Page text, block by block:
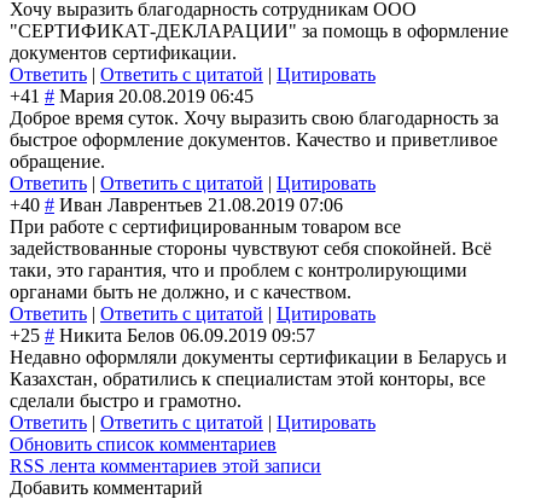
Хочу выразить благодарность сотрудникам ООО
"СЕРТИФИКАТ-ДЕКЛАРАЦИИ" за помощь в оформление
документов сертификации.
Ответить | Ответить с цитатой | Цитировать
+41 # Мария 20.08.2019 06:45
Доброе время суток. Хочу выразить свою благодарность за
быстрое оформление документов. Качество и приветливое
обращение.
Ответить | Ответить с цитатой | Цитировать
+40 # Иван Лаврентьев 21.08.2019 07:06
При работе с сертифицированным товаром все
задействованные стороны чувствуют себя спокойней. Всё
таки, это гарантия, что и проблем с контролирующими
органами быть не должно, и с качеством.
Ответить | Ответить с цитатой | Цитировать
+25 # Никита Белов 06.09.2019 09:57
Недавно оформляли документы сертификации в Беларусь и
Казахстан, обратились к специалистам этой конторы, все
сделали быстро и грамотно.
Ответить | Ответить с цитатой | Цитировать
Обновить список комментариев
RSS лента комментариев этой записи
Добавить комментарий